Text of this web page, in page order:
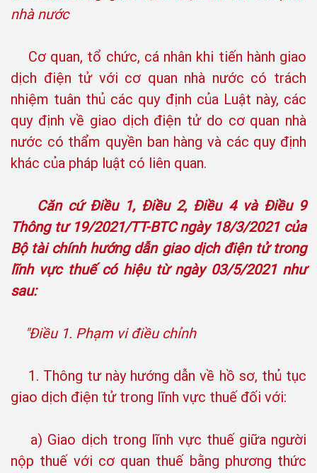
nhà nước
Cơ quan, tổ chức, cá nhân khi tiến hành giao
dịch điện tử với cơ quan nhà nước có trách
nhiệm tuân thủ các quy định của Luật này, các
quy định về giao dịch điện tử do cơ quan nhà
nước có thẩm quyền ban hàng và các quy định
khác của pháp luật có liên quan.
Căn cứ Điều 1, Điều 2, Điều 4 và Điều 9
Thông tư 19/2021/TT-BTC ngày 18/3/2021 của
Bộ tài chính hướng dẫn giao dịch điện tử trong
lĩnh vực thuế có hiệu từ ngày 03/5/2021 như
sau:
"Điều 1. Phạm vi điều chỉnh
1. Thông tư này hướng dẫn về hồ sơ, thủ tục
giao dịch điện tử trong lĩnh vực thuế đối với:
a) Giao dịch trong lĩnh vực thuế giữa người
nộp thuế với cơ quan thuế bằng phương thức